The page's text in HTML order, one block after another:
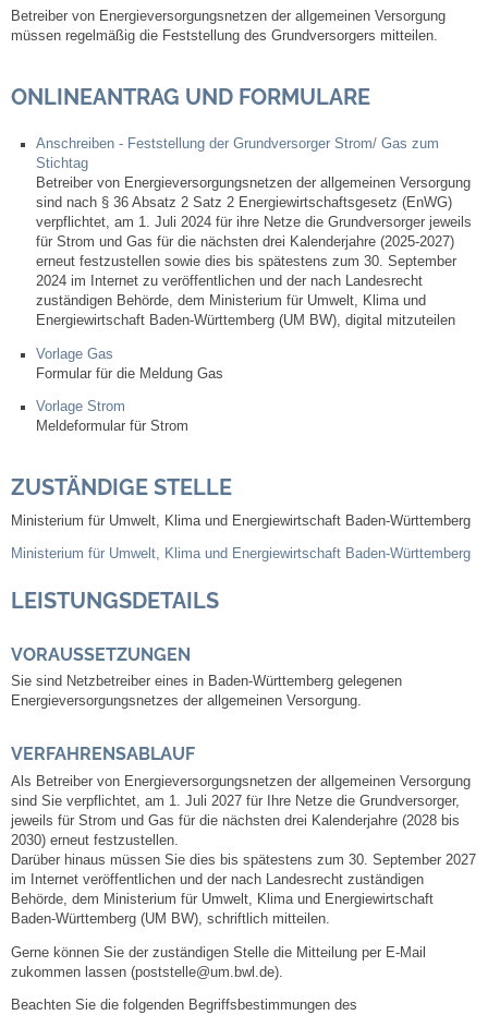
Steuern
Gebühren und Beiträge
Ortsrecht
Haushalt 2026
Trinkwasser - Härtebereich
Redaktionsstatut für das Amtsblatt
Service
Notdienste
Fahrplanauskünfte
Ortsplan
Bildergalerie
Rund um den Wein
Schlepper / Traktor
Rathaus
Aktuelles
Gemeindeverwaltung
Mitarbeiter
Betreiber von Energieversorgungsnetzen der allgemeinen Versorgung
müssen regelmäßig die Feststellung des Grundversorgers mitteilen.
ONLINEANTRAG UND FORMULARE
Anschreiben - Feststellung der Grundversorger Strom/ Gas zum
Stichtag
Betreiber von Energieversorgungsnetzen der allgemeinen Versorgung
sind nach § 36 Absatz 2 Satz 2 Energiewirtschaftsgesetz (EnWG)
verpflichtet, am 1. Juli 2024 für ihre Netze die Grundversorger jeweils
für Strom und Gas für die nächsten drei Kalenderjahre (2025-2027)
erneut festzustellen sowie dies bis spätestens zum 30. September
2024 im Internet zu veröffentlichen und der nach Landesrecht
zuständigen Behörde, dem Ministerium für Umwelt, Klima und
Energiewirtschaft Baden-Württemberg (UM BW), digital mitzuteilen
Vorlage Gas
Formular für die Meldung Gas
Vorlage Strom
Meldeformular für Strom
ZUSTÄNDIGE STELLE
Ministerium für Umwelt, Klima und Energiewirtschaft Baden-Württemberg
Ministerium für Umwelt, Klima und Energiewirtschaft Baden-Württemberg
LEISTUNGSDETAILS
VORAUSSETZUNGEN
Sie sind Netzbetreiber eines in Baden-Württemberg gelegenen
Energieversorgungsnetzes der allgemeinen Versorgung.
VERFAHRENSABLAUF
Als Betreiber von Energieversorgungsnetzen der allgemeinen Versorgung
sind Sie verpflichtet, am 1. Juli 2027 für Ihre Netze die Grundversorger,
jeweils für Strom und Gas für die nächsten drei Kalenderjahre (2028 bis
2030) erneut festzustellen.
Darüber hinaus müssen Sie dies bis spätestens zum 30. September 2027
im Internet veröffentlichen und der nach Landesrecht zuständigen
Behörde, dem Ministerium für Umwelt, Klima und Energiewirtschaft
Baden-Württemberg (UM BW), schriftlich mitteilen.
Gerne können Sie der zuständigen Stelle die Mitteilung per E-Mail
zukommen lassen (poststelle@um.bwl.de).
Beachten Sie die folgenden Begriffsbestimmungen des